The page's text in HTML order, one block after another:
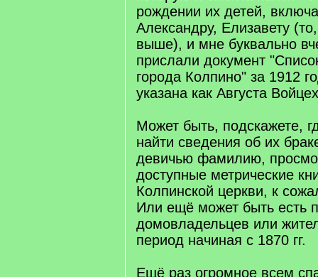
рождении их детей,
Александру, Елизавету
выше), и мне буквально
прислали документ
города Колпино" за 1912
указана как Августа
Может быть, подскажете,
найти сведения об их
девичью фамилию,
доступные метрические
Колпинской церкви, к
Или ещё может быть есть
домовладельцев или
период начиная с 1870 гг.
Ещё раз огромное всем